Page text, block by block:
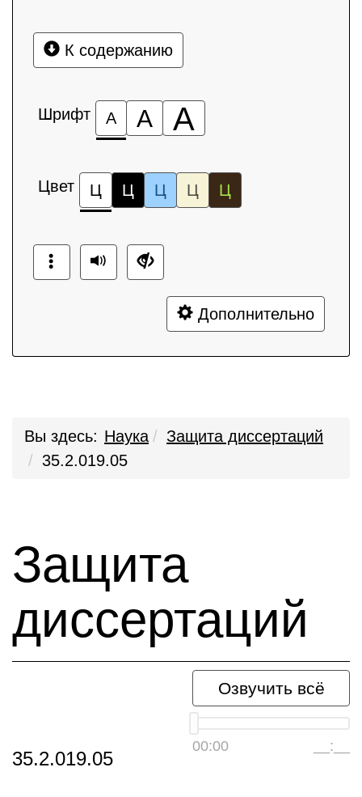
К содержанию
Шрифт А А А
Цвет Ц Ц Ц Ц Ц
Дополнительно
Вы здесь: Наука
Защита диссертаций
35.2.019.05
Защита
диссертаций
Озвучить всё
00:00 __:__
35.2.019.05